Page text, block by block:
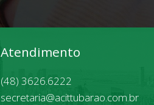
Atendimento
(48) 3626.6222
secretaria@acittubarao.com.br